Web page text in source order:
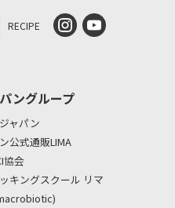
RECIPE
ングループ
ャパン
公式通販LIMA
協会
キングスクール リマ